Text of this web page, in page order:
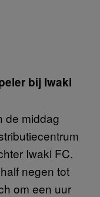
bij Iwaki
de middag
Iwaki FC.
negen tot
om een uur